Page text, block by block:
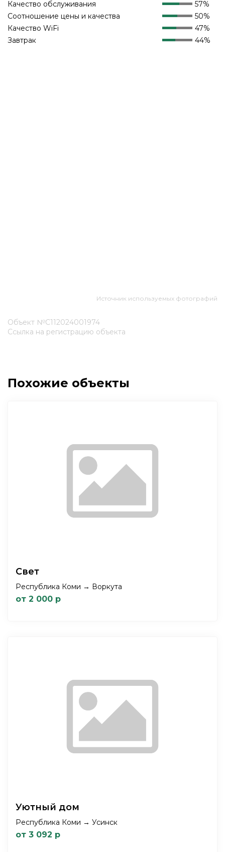
Качество обслуживания
57%
Соотношение цены и качества
50%
Качество WiFi
47%
Завтрак
44%
Источник используемых фотографий
Объект №С112024001974
Ссылка на регистрацию объекта
Похожие объекты
Свет
Республика Коми → Воркута
от 2 000 р
Уютный дом
Республика Коми → Усинск
от 3 092 р